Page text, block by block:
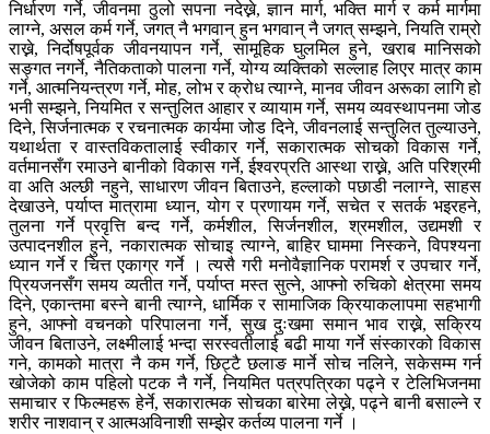
निर्धारण गर्ने, जीवनमा ठुलो सपना नदेख्ने, ज्ञान मार्ग, भक्ति मार्ग र कर्म मार्गमा
लाग्ने, असल कर्म गर्ने, जगत् नै भगवान् हुन भगवान् नै जगत् सम्झने, नियति राम्रो
राख्ने, निर्दोषपूर्वक जीवनयापन गर्ने, सामूहिक घुलमिल हुने, खराब मानिसको
सङ्गत नगर्ने, नैतिकताको पालना गर्ने, योग्य व्यक्तिको सल्लाह लिएर मात्र काम
गर्ने, आत्मनियन्त्रण गर्ने, मोह, लोभ र क्रोध त्याग्ने, मानव जीवन अरूका लागि हो
भनी सम्झने, नियमित र सन्तुलित आहार र व्यायाम गर्ने, समय व्यवस्थापनमा जोड
दिने, सिर्जनात्मक र रचनात्मक कार्यमा जोड दिने, जीवनलाई सन्तुलित तुल्याउने,
यथार्थता र वास्तविकतालाई स्वीकार गर्ने, सकारात्मक सोचको विकास गर्ने,
वर्तमानसँग रमाउने बानीको विकास गर्ने, ईश्वरप्रति आस्था राख्ने, अति परिश्रमी
वा अति अल्छी नहुने, साधारण जीवन बिताउने, हल्लाको पछाडी नलाग्ने, साहस
देखाउने, पर्याप्त मात्रामा ध्यान, योग र प्रणायम गर्ने, सचेत र सतर्क भइरहने,
तुलना गर्ने प्रवृत्ति बन्द गर्ने, कर्मशील, सिर्जनशील, श्रमशील, उद्यमशी र
उत्पादनशील हुने, नकारात्मक सोचाइ त्याग्ने, बाहिर घाममा निस्कने, विपश्यना
ध्यान गर्ने र चित्त एकाग्र गर्ने । त्यसै गरी मनोवैज्ञानिक परामर्श र उपचार गर्ने,
प्रियजनसँग समय व्यतीत गर्ने, पर्याप्त मस्त सुत्ने, आफ्नो रुचिको क्षेत्रमा समय
दिने, एकान्तमा बस्ने बानी त्याग्ने, धार्मिक र सामाजिक क्रियाकलापमा सहभागी
हुने, आफ्नो वचनको परिपालना गर्ने, सुख दुःखमा समान भाव राख्ने, सक्रिय
जीवन बिताउने, लक्ष्मीलाई भन्दा सरस्वतीलाई बढी माया गर्ने संस्कारको विकास
गने, कामको मात्रा नै कम गर्ने, छिट्टै छलाङ मार्ने सोच नलिने, सकेसम्म गर्न
खोजेको काम पहिलो पटक नै गर्ने, नियमित पत्रपत्रिका पढ्ने र टेलिभिजनमा
समाचार र फिल्महरू हेर्ने, सकारात्मक सोचका बारेमा लेख्ने, पढ्ने बानी बसाल्ने र
शरीर नाशवान् र आत्मअविनाशी सम्झेर कर्तव्य पालना गर्ने ।